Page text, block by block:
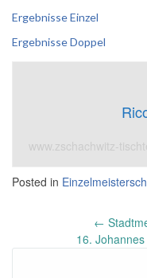
Ergebnisse Einzel
Ergebnisse Doppel
www.zschachwitz-
Posted in
←
16.